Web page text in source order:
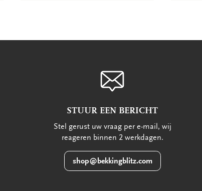
STUUR EEN BERICHT
Stel gerust uw vraag per e-mail, wij
reageren binnen 2 werkdagen.
shop@bekkingblitz.com